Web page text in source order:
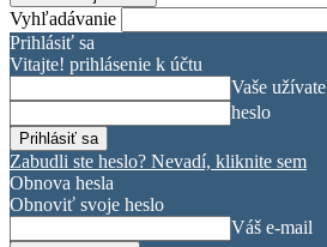
Vyhľadávanie
Prihlásiť sa
Vitajte! prihlásenie k účtu
Vaše
heslo
Zabudli ste heslo? Nevadí, kliknite sem
Obnova hesla
Obnoviť svoje heslo
Váš e-mail